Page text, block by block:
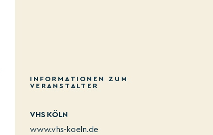
INFORMATIONEN ZUM
VERANSTALTER
VHS KÖLN
www.vhs-koeln.de